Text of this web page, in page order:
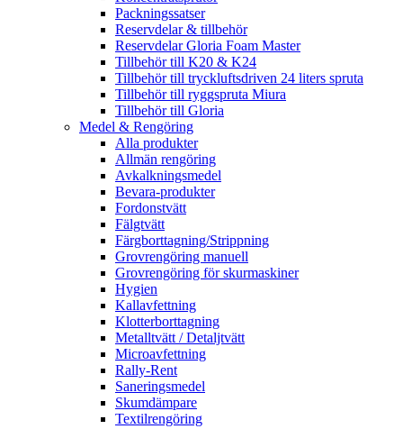
Packningssatser
Reservdelar & tillbehör
Reservdelar Gloria Foam Master
Tillbehör till K20 & K24
Tillbehör till tryckluftsdriven 24 liters spruta
Tillbehör till ryggspruta Miura
Tillbehör till Gloria
Medel & Rengöring
Alla produkter
Allmän rengöring
Avkalkningsmedel
Bevara-produkter
Fordonstvätt
Fälgtvätt
Färgborttagning/Strippning
Grovrengöring manuell
Grovrengöring för skurmaskiner
Hygien
Kallavfettning
Klotterborttagning
Metalltvätt / Detaljtvätt
Microavfettning
Rally-Rent
Saneringsmedel
Skumdämpare
Textilrengöring